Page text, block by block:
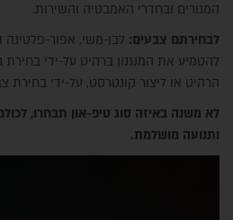
המגורים ובחדרי האמבטיה והשירות.
לבחירתם צבעים: לבן-משי, אפור-
להטמיע את המנגנון ברהיט על-ידי בחירת
הרהיט או ליצור קונטרסט, על-ידי בחירת
לא משנה באיזה סוג טיפ-און תבחרו,
ותנועה מושלמת.